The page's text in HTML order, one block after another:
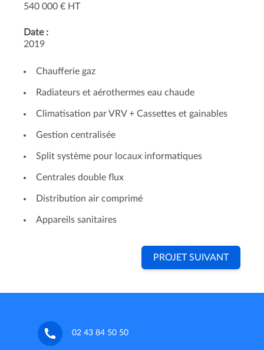
540 000 € HT
Date :
2019
Chaufferie gaz
Radiateurs et aérothermes eau chaude
Climatisation par VRV + Cassettes et gainables
Gestion centralisée
Split système pour locaux informatiques
Centrales double flux
Distribution air comprimé
Appareils sanitaires
PROJET SUIVANT
02 43 84 50 50